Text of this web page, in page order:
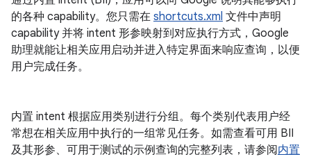
的各种 capability。您只需在 shortcuts.xml 文件中声明
capability 并将 intent 形参映射到对应执行方式，Google
助理就能让相关应用启动并进入特定界面来响应查询，以便
用户完成任务。
内置 intent 根据应用类别进行分组。每个类别代表用户经
常想在相关应用中执行的一组常见任务。如需查看可用 BII
及其形参、可用于测试的示例查询的完整列表，请参阅内置